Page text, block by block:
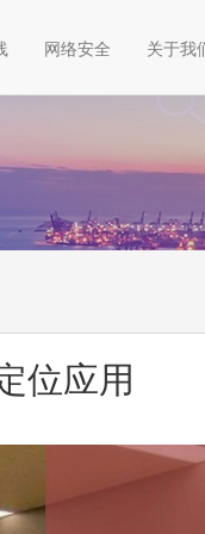
网络安全 关于我
位应用